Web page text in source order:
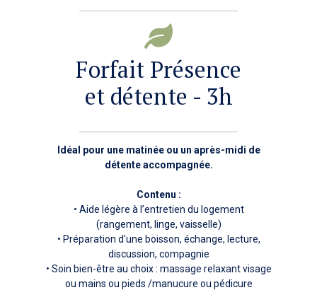
Forfait Présence
et détente - 3h
Idéal pour une matinée ou un après-midi de
détente accompagnée.
Contenu :
• Aide légère à l’entretien du logement
(rangement, linge, vaisselle)
• Préparation d’une boisson, échange, lecture,
discussion, compagnie
• Soin bien-être au choix : massage relaxant visage
ou mains ou pieds /manucure ou pédicure